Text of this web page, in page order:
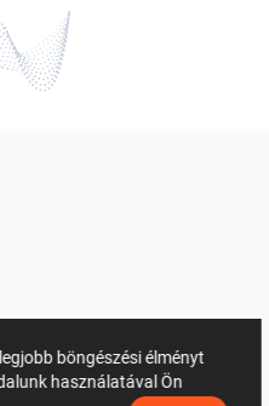
böngészési élményt
használatával Ön